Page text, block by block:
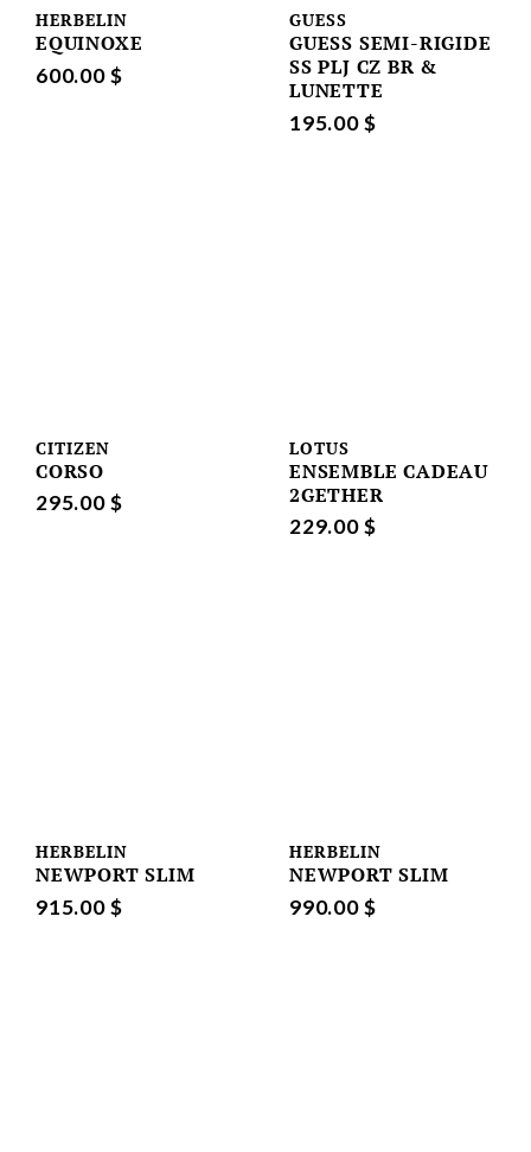
HERBELIN
EQUINOXE
600.00 $
GUESS
GUESS SEMI-RIGIDE
SS PLJ CZ BR &
LUNETTE
195.00 $
CITIZEN
CORSO
295.00 $
LOTUS
ENSEMBLE CADEAU
2GETHER
229.00 $
HERBELIN
NEWPORT SLIM
915.00 $
HERBELIN
NEWPORT SLIM
990.00 $